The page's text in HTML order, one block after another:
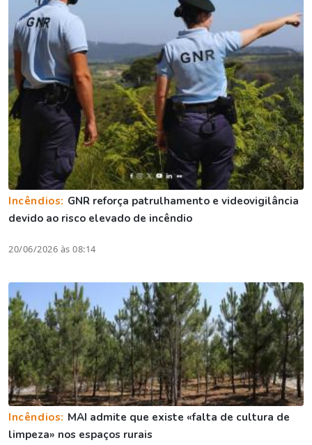
Incêndios: GNR reforça patrulhamento e videovigilância
devido ao risco elevado de incêndio
20/06/2026 às 08:14
Incêndios: MAI admite que existe «falta de cultura de
limpeza» nos espaços rurais